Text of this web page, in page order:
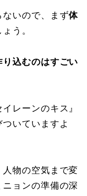
ないので、まず体
う。
り込むのはすごい
レーンのキス』
いていますよ
物の空気まで変
ョンの準備の深